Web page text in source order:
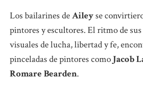
Los bailarines deAileyse
pintores y escultores. El ritmo de
visuales de lucha, libertad y fe,
pinceladas de pintores comoJacob
Romare Bearden.